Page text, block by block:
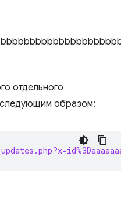
отдельного
следующим образом: